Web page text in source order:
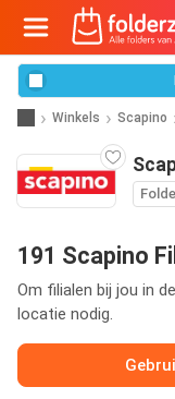
Winkels Scapino
191 Scapino
Om filialen bij jou in
locatie nodig.